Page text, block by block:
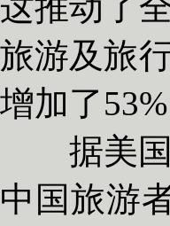
旅游及旅
增加了53%
据美国
中国旅游